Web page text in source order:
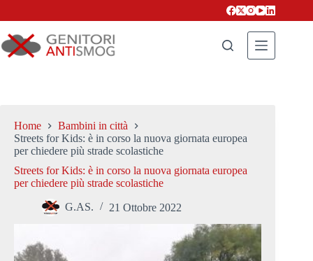
Home
Bambini in città
Streets for Kids: è in corso la nuova giornata europea
per chiedere più strade scolastiche
Streets for Kids: è in corso la nuova giornata europea
per chiedere più strade scolastiche
G.AS. 21 Ottobre 2022